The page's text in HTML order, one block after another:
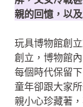
親的回憶，以
玩具博物館創
創立，博物館
每個時代保留
童年卻跟大家
親小心珍藏著